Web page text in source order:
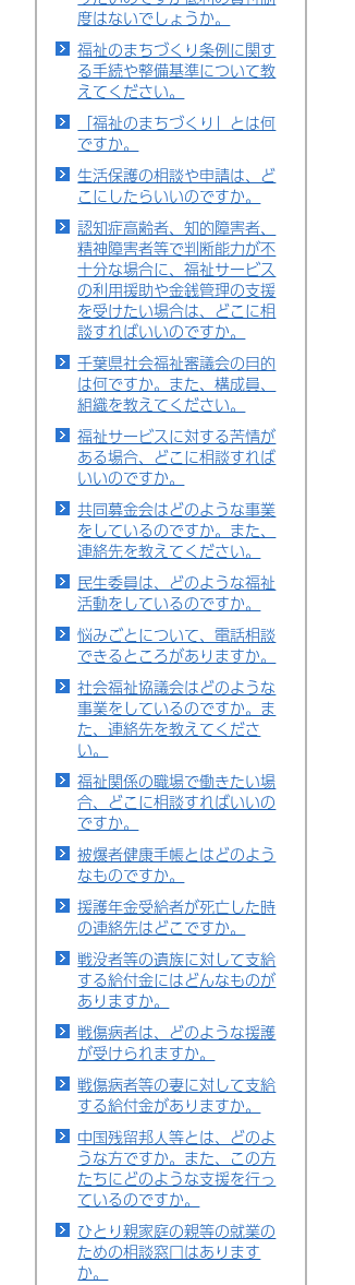
度はないでしょうか。
福祉のまちづくり条例に関す
る手続や整備基準について教
えてください。
「福祉のまちづくり」とは何
ですか。
生活保護の相談や申請は、ど
こにしたらいいのですか。
認知症高齢者、知的障害者、
精神障害者等で判断能力が不
十分な場合に、福祉サービス
の利用援助や金銭管理の支援
を受けたい場合は、どこに相
談すればいいのですか。
千葉県社会福祉審議会の目的
は何ですか。また、構成員、
組織を教えてください。
福祉サービスに対する苦情が
ある場合、どこに相談すれば
いいのですか。
共同募金会はどのような事業
をしているのですか。また、
連絡先を教えてください。
民生委員は、どのような福祉
活動をしているのですか。
悩みごとについて、電話相談
できるところがありますか。
社会福祉協議会はどのような
事業をしているのですか。ま
た、連絡先を教えてくださ
い。
福祉関係の職場で働きたい場
合、どこに相談すればいいの
ですか。
被爆者健康手帳とはどのよう
なものですか。
援護年金受給者が死亡した時
の連絡先はどこですか。
戦没者等の遺族に対して支給
する給付金にはどんなものが
ありますか。
戦傷病者は、どのような援護
が受けられますか。
戦傷病者等の妻に対して支給
する給付金がありますか。
中国残留邦人等とは、どのよ
うな方ですか。また、この方
たちにどのような支援を行っ
ているのですか。
ひとり親家庭の親等の就業の
ための相談窓口はあります
か。